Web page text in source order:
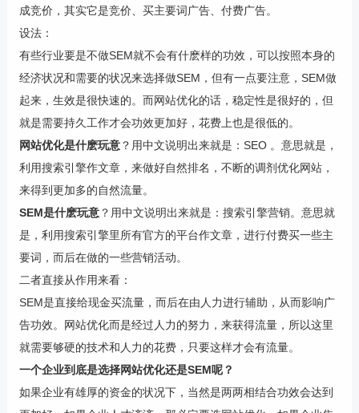
成竞价，其实它是竞价、买主要词广告、付费广告。
设法：
有些行业要是不做SEM就不会有什麽样的功效，可以按照本身的
经济状况和需要的状况来选择做SEM，但有一点要注意，SEM做
起来，生效是很快速的。而网站优化的话，稳定性是很好的，但
就是需要持久工作才会功效更加好，花费上也是很低的。
网站优化是什麽玩意？用中文说明出来就是：SEO 。意思就是，
利用搜索引擎作文章，来做好自然排名，不断的调剂优化网站，
来得到更加多的自然流量。
SEM是什麽玩意？用中文说明出来就是：搜索引擎营销。意思就
是，利用搜索引擎里所有官方的平台作文章，进行付费买一些主
要词，而后在做的一些营销活动。
二者直接从作用来看：
SEM是直接给现金买流量，而后在由人力进行辅助，从而影响广
告功效。网站优化而是经过人力的努力，来获得流量，所以这里
就需要够硬的技术和人力的花费，只要这样才会有流量。
一个企业到底是选择网站优化还是SEM呢？
如果企业有雄厚的资金的状况下，当然是两两相结合功效会达到